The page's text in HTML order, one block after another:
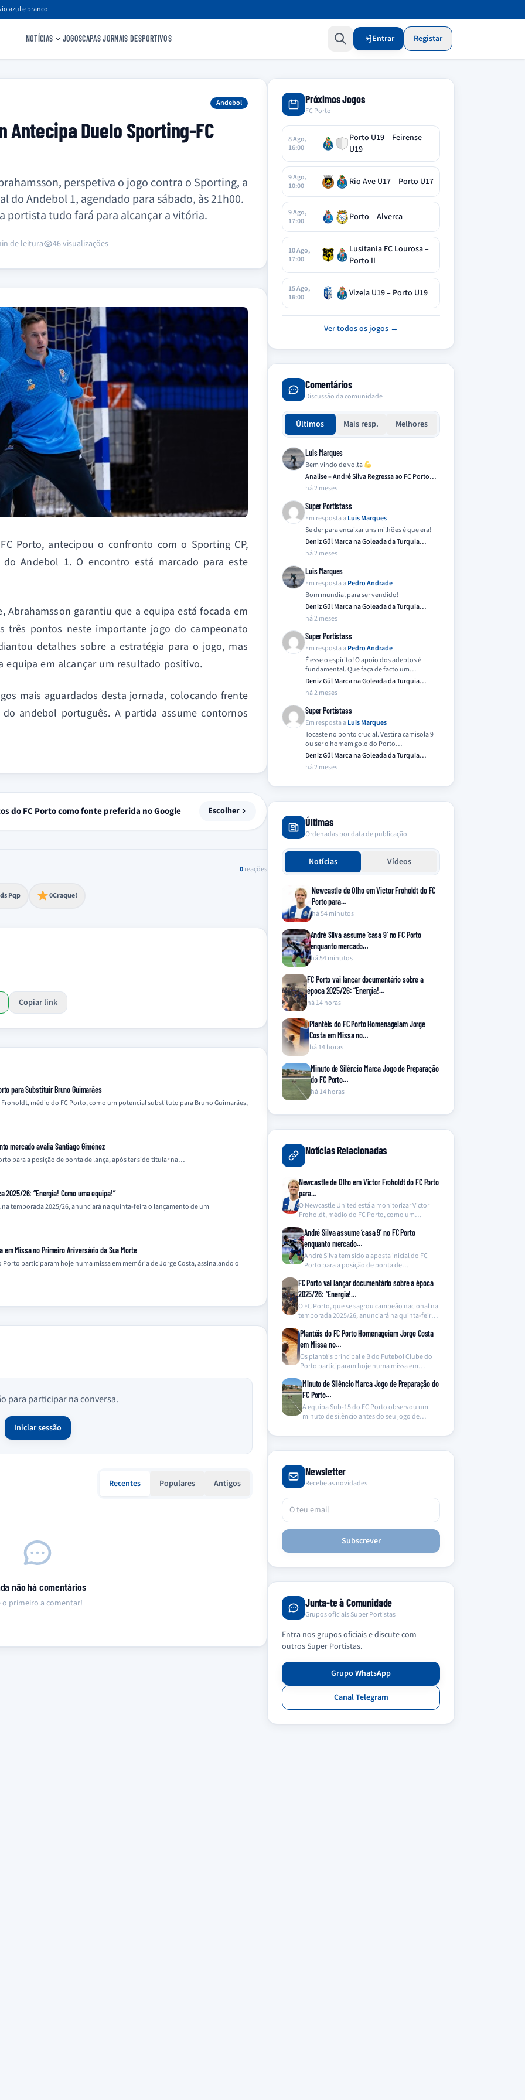
azul e branco
NOTÍCIAS JOGOSCAPAS JORNAIS DESPORTIVOS Entrar Registar
Andebol
Antecipa Duelo Sporting-FC
perspetiva o jogo contra o Sporting, a
do Andebol 1, agendado para sábado, às 21h00.
portista tudo fará para alcançar a vitória.
de leitura 46 visualizações
Porto, antecipou o confronto com o Sporting CP,
Andebol 1. O encontro está marcado para este
Abrahamsson garantiu que a equipa está focada em
três pontos neste importante jogo do campeonato
detalhes sobre a estratégia para o jogo, mas
equipa em alcançar um resultado positivo.
mais aguardados desta jornada, colocando frente
andebol português. A partida assume contornos
do FC Porto como fonte preferida no Google Escolher
0reações
Pqp
extremo 0Craque!
Copiar link
para Substituir Bruno Guimarães
médio do FC Porto, como um potencial substituto para Bruno Guimarães,
mercado avalia Santiago Giménez
para a posição de ponta de lança, após ter sido titular na…
2025/26: “Energia! Como uma equipa!”
na temporada 2025/26, anunciará na quinta-feira o lançamento de um
em Missa no Primeiro Aniversário da Sua Morte
participaram hoje numa missa em memória de Jorge Costa, assinalando o
para participar na conversa.
Iniciar sessão
Recentes Populares Antigos
não há comentários
o primeiro a comentar!
Próximos Jogos
FC Porto
8 Ago,
16:00
Porto U19 – Feirense
U19
9 Ago,
10:00
Rio Ave U17 – Porto U17
9 Ago,
17:00
Porto – Alverca
10 Ago,
17:00
Lusitania FC Lourosa –
Porto II
15 Ago,
16:00
Vizela U19 – Porto U19
Ver todos os jogos →
Comentários
Discussão da comunidade
Últimos Mais resp. Melhores
Luis Marques
Bem vindo de volta
Analise – André Silva Regressa ao FC Porto…
há 2 meses
Super Portistass
Em resposta a Luis Marques
Se der para encaixar uns milhões é que era!
Deniz Gül Marca na Goleada da Turquia
Frente…
há 2 meses
Luis Marques
Em resposta a Pedro Andrade
Bom mundial para ser vendido!
Deniz Gül Marca na Goleada da Turquia
Frente…
há 2 meses
Super Portistass
Em resposta a Pedro Andrade
É esse o espírito! O apoio dos adeptos é
fundamental. Que faça de facto um…
Deniz Gül Marca na Goleada da Turquia
Frente…
há 2 meses
Super Portistass
Em resposta a Luis Marques
Tocaste no ponto crucial. Vestir a camisola 9
ou ser o homem golo do Porto…
Deniz Gül Marca na Goleada da Turquia
Frente…
há 2 meses
Últimas
Ordenadas por data de publicação
Notícias Vídeos
Newcastle de Olho em Victor Froholdt do FC
Porto para…
há 54 minutos
André Silva assume ‘casa 9’ no FC Porto
enquanto mercado…
há 54 minutos
FC Porto vai lançar documentário sobre a
época 2025/26: “Energia!…
há 14 horas
Plantéis do FC Porto Homenageiam Jorge
Costa em Missa no…
há 14 horas
Minuto de Silêncio Marca Jogo de Preparação
do FC Porto…
há 14 horas
Notícias Relacionadas
Newcastle de Olho em Victor Froholdt do FC Porto
para…
O Newcastle United está a monitorizar Victor
Froholdt, médio do FC Porto, como um
André Silva assume ‘casa 9’ no FC Porto
enquanto mercado…
André Silva tem sido a aposta inicial do FC
Porto para a posição de ponta de…
FC Porto vai lançar documentário sobre a época
2025/26: “Energia!…
O FC Porto, que se sagrou campeão nacional na
temporada 2025/26, anunciará na quinta-feira o
Plantéis do FC Porto Homenageiam Jorge Costa
em Missa no…
Os plantéis principal e B do Futebol Clube do
Porto participaram hoje numa missa em
Minuto de Silêncio Marca Jogo de Preparação do
FC Porto…
A equipa Sub-15 do FC Porto observou um
minuto de silêncio antes do seu jogo de…
Newsletter
Recebe as novidades
Subscrever
Junta-te à Comunidade
Grupos oficiais Super Portistas
Entra nos grupos oficiais e discute com
outros Super Portistas.
Grupo WhatsApp
Canal Telegram